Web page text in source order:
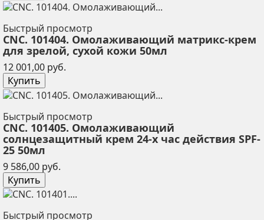
Быстрый просмотр
CNC. 101404. Омолаживающий матрикс-крем
для зрелой, сухой кожи 50мл
12 001,00 руб.
Купить
Быстрый просмотр
CNC. 101405. Омолаживающий
солнцезащитный крем 24-х час действия SPF-
25 50мл
9 586,00 руб.
Купить
Быстрый просмотр